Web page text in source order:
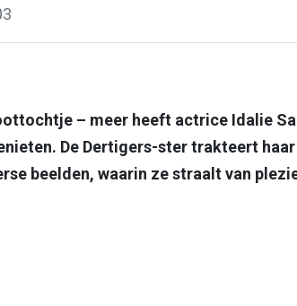
Mail
via link
– meer heeft actrice Idalie
De Dertigers-ster trakteert
beelden, waarin ze straalt van